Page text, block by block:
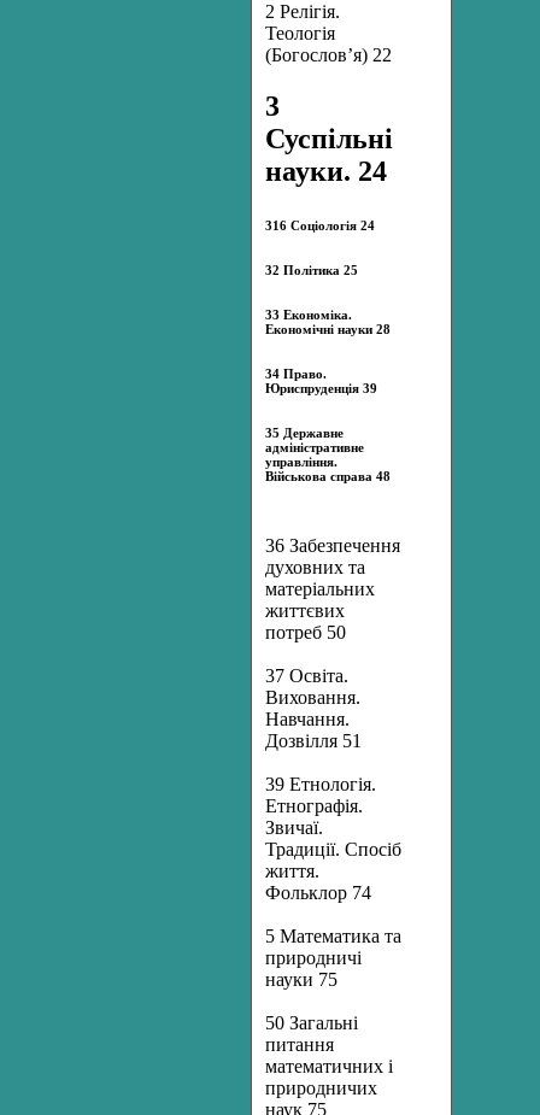
2 Релігія.
Теологія
(Богослов’я) 22
3
Суспільні
науки. 24
316 Соціологія 24
32 Політика 25
33 Економіка.
Економічні науки 28
34 Право.
Юриспруденція 39
35 Державне
адміністративне
управління.
Військова справа 48
36 Забезпечення
духовних та
матеріальних
життєвих
потреб 50
37 Освіта.
Виховання.
Навчання.
Дозвілля 51
39 Етнологія.
Етнографія.
Звичаї.
Традиції. Спосіб
життя.
Фольклор 74
5 Математика та
природничі
науки 75
50 Загальні
питання
математичних і
природничих
наук 75